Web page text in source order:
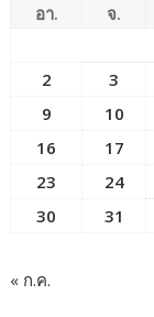
อา. จ.
2
3
9
10
16
17
23
24
30
31
« ก.ค.